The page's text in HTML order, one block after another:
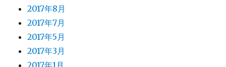
2017年8月
2017年7月
2017年5月
2017年3月
2017年1月